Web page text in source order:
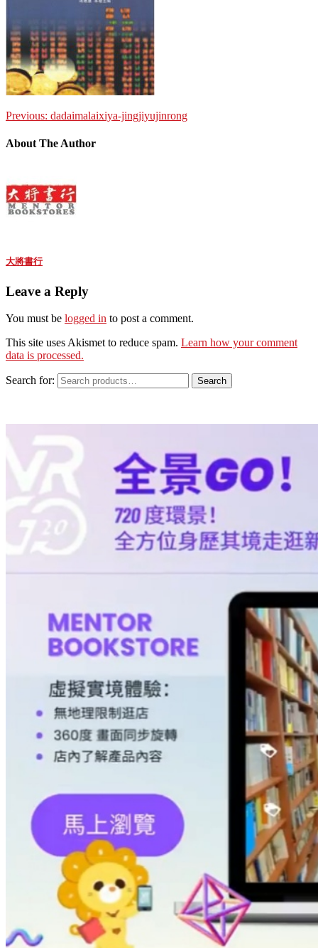
Previous: dadaimalaixiya-jingjiyujinrong
About The Author
大將書行
Leave a Reply
You must be logged in to post a comment.
This site uses Akismet to reduce spam. Learn how your comment
data is processed.
Search for: Search